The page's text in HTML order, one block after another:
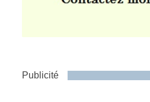
Publicité